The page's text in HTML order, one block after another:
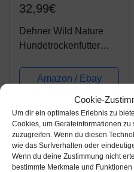
Cookie-
Um dir ein optimales Erlebnis zu
Cookies, um Geräteinformationen
zuzugreifen. Wenn du diesen
wie das Surfverhalten oder
Wenn du deine Zustimmung nicht
bestimmte Merkmale und Funktionen
32,99€
Dehner Wild Nature
Hundetrockenfutter
verschiedene Sorten, 6
Amazon / Ebay